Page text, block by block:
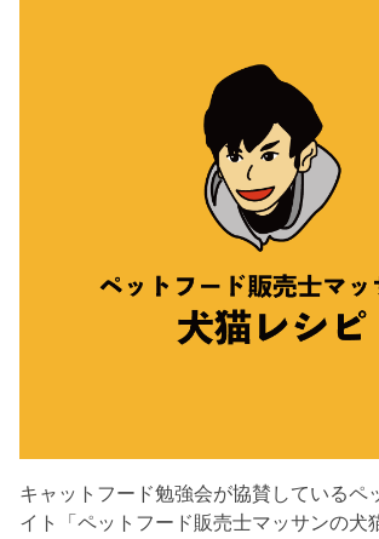
キャットフード勉強会が協賛しているペ
イト「ペットフード販売士マッサンの犬